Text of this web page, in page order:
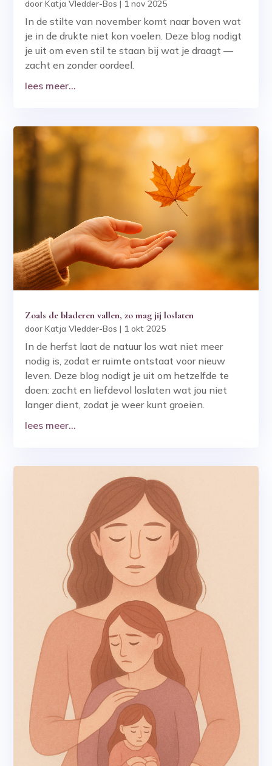
doorKatja Vledder-Bos | 1 nov 2025
In de stilte van november komt naar boven wat
je in de drukte niet kon voelen. Deze blog nodigt
je uit om even stil te staan bij wat je draagt —
zacht en zonder oordeel.
lees meer...
Zoals de bladeren vallen, zo mag jij loslaten
doorKatja Vledder-Bos | 1 okt 2025
In de herfst laat de natuur los wat niet meer
nodig is, zodat er ruimte ontstaat voor nieuw
leven. Deze blog nodigt je uit om hetzelfde te
doen: zacht en liefdevol loslaten wat jou niet
langer dient, zodat je weer kunt groeien.
lees meer...